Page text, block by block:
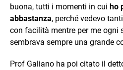
buona, tutti i momenti in cui ho
abbastanza, perché vedevo
con facilità mentre per me ogni
sembrava sempre una grande
Prof Galiano ha poi citato il